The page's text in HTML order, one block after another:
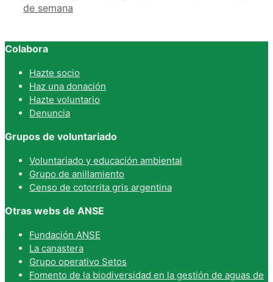
de semana
Colabora
Hazte socio
Haz una donación
Hazte voluntario
Denuncia
Grupos de voluntariado
Voluntariado y educación ambiental
Grupo de anillamiento
Censo de cotorrita gris argentina
Otras webs de ANSE
Fundación ANSE
La canastera
Grupo operativo Setos
Fomento de la biodiversidad en la gestión de aguas de